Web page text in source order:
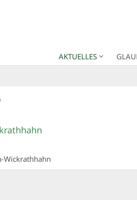
AKTUELLES
:
Wickrathhahn